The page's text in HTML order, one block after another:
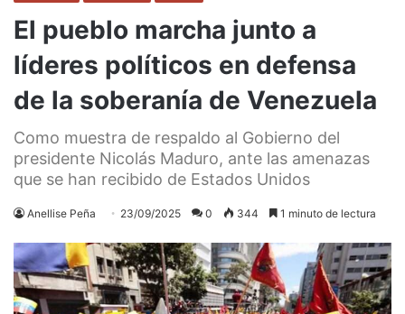
El pueblo marcha junto a
líderes políticos en defensa
de la soberanía de Venezuela
Como muestra de respaldo al Gobierno del
presidente Nicolás Maduro, ante las amenazas
que se han recibido de Estados Unidos
Anellise Peña 23/09/2025 0 344 1 minuto de lectura